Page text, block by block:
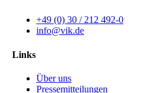
+49 (0) 30 / 212 492-0
info@vik.de
Links
Über uns
Pressemitteilungen